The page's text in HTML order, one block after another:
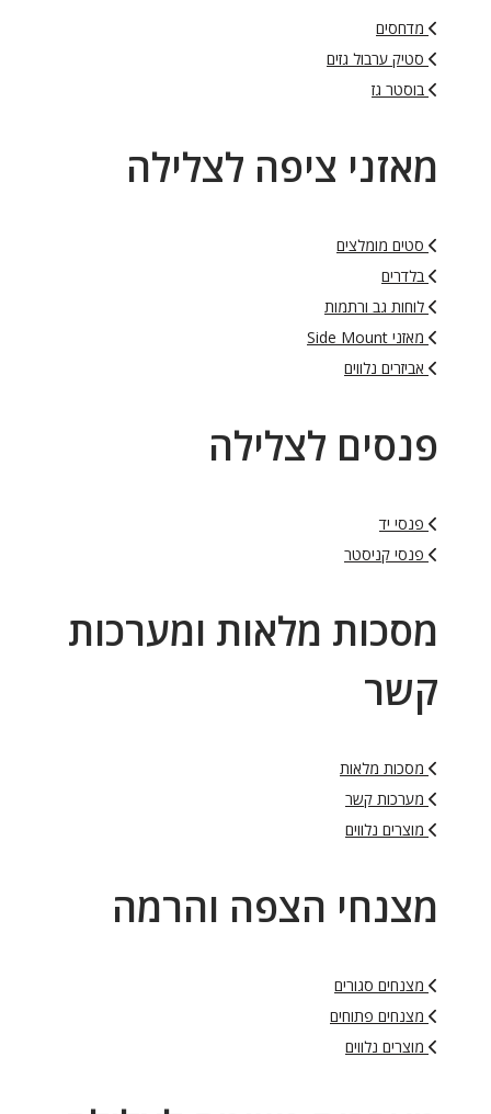
מדחסים
סטיק ערבול גזים
בוסטר גז
מאזני ציפה לצלילה
סטים מומלצים
בלדרים
לוחות גב ורתמות
מאזני Side Mount
אביזרים נלווים
פנסים לצלילה
פנסי יד
פנסי קניסטר
מסכות מלאות ומערכות
קשר
מסכות מלאות
מערכות קשר
מוצרים נלווים
מצנחי הצפה והרמה
מצנחים סגורים
מצנחים פתוחים
מוצרים נלווים